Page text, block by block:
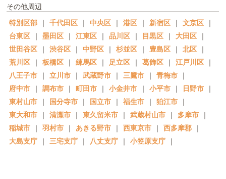
その他周辺
特別区部 ｜ 千代田区 ｜ 中央区 ｜ 港区 ｜ 新宿区 ｜ 文京区 ｜
台東区 ｜ 墨田区 ｜ 江東区 ｜ 品川区 ｜ 目黒区 ｜ 大田区 ｜
世田谷区 ｜ 渋谷区 ｜ 中野区 ｜ 杉並区 ｜ 豊島区 ｜ 北区 ｜
荒川区 ｜ 板橋区 ｜ 練馬区 ｜ 足立区 ｜ 葛飾区 ｜ 江戸川区 ｜
八王子市 ｜ 立川市 ｜ 武蔵野市 ｜ 三鷹市 ｜ 青梅市 ｜
府中市 ｜ 調布市 ｜ 町田市 ｜ 小金井市 ｜ 小平市 ｜ 日野市 ｜
東村山市 ｜ 国分寺市 ｜ 国立市 ｜ 福生市 ｜ 狛江市 ｜
東大和市 ｜ 清瀬市 ｜ 東久留米市 ｜ 武蔵村山市 ｜ 多摩市 ｜
稲城市 ｜ 羽村市 ｜ あきる野市 ｜ 西東京市 ｜ 西多摩郡 ｜
大島支庁 ｜ 三宅支庁 ｜ 八丈支庁 ｜ 小笠原支庁 ｜